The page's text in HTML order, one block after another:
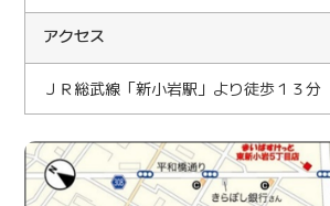
アクセス
ＪＲ総武線「新小岩駅」より徒歩１３分